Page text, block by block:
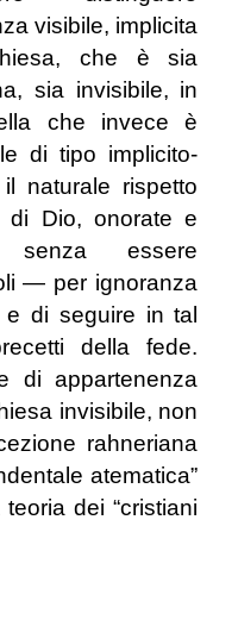
visibile, implicita
che è sia
sia invisibile, in
che invece è
di tipo implicito-
naturale rispetto
di Dio, onorate e
essere
— per ignoranza
di seguire in tal
della fede.
di appartenenza
invisibile, non
rahneriana
atematica”
dei “cristiani